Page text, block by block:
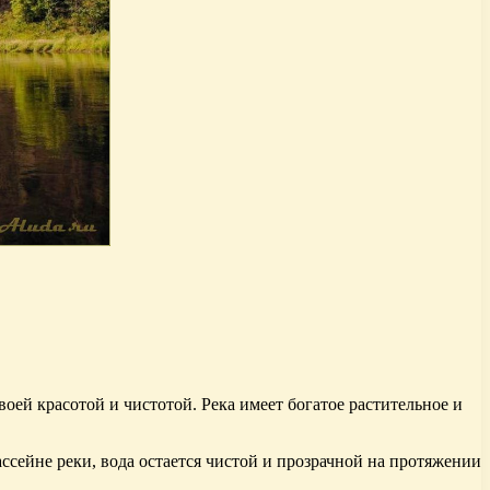
красотой и чистотой. Река имеет богатое растительное и
реки, вода остается чистой и прозрачной на протяжении